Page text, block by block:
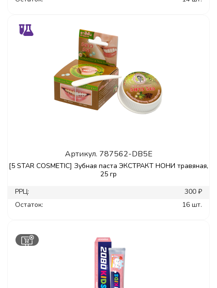
Артикул. 787562-DB5E
[5 STAR COSMETIC] Зубная паста ЭКСТРАКТ НОНИ травяная,
25 гр
РРЦ:
300 ₽
Остаток:
16 шт.